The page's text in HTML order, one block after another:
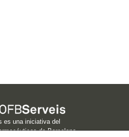
es una iniciativa del
de Barcelona